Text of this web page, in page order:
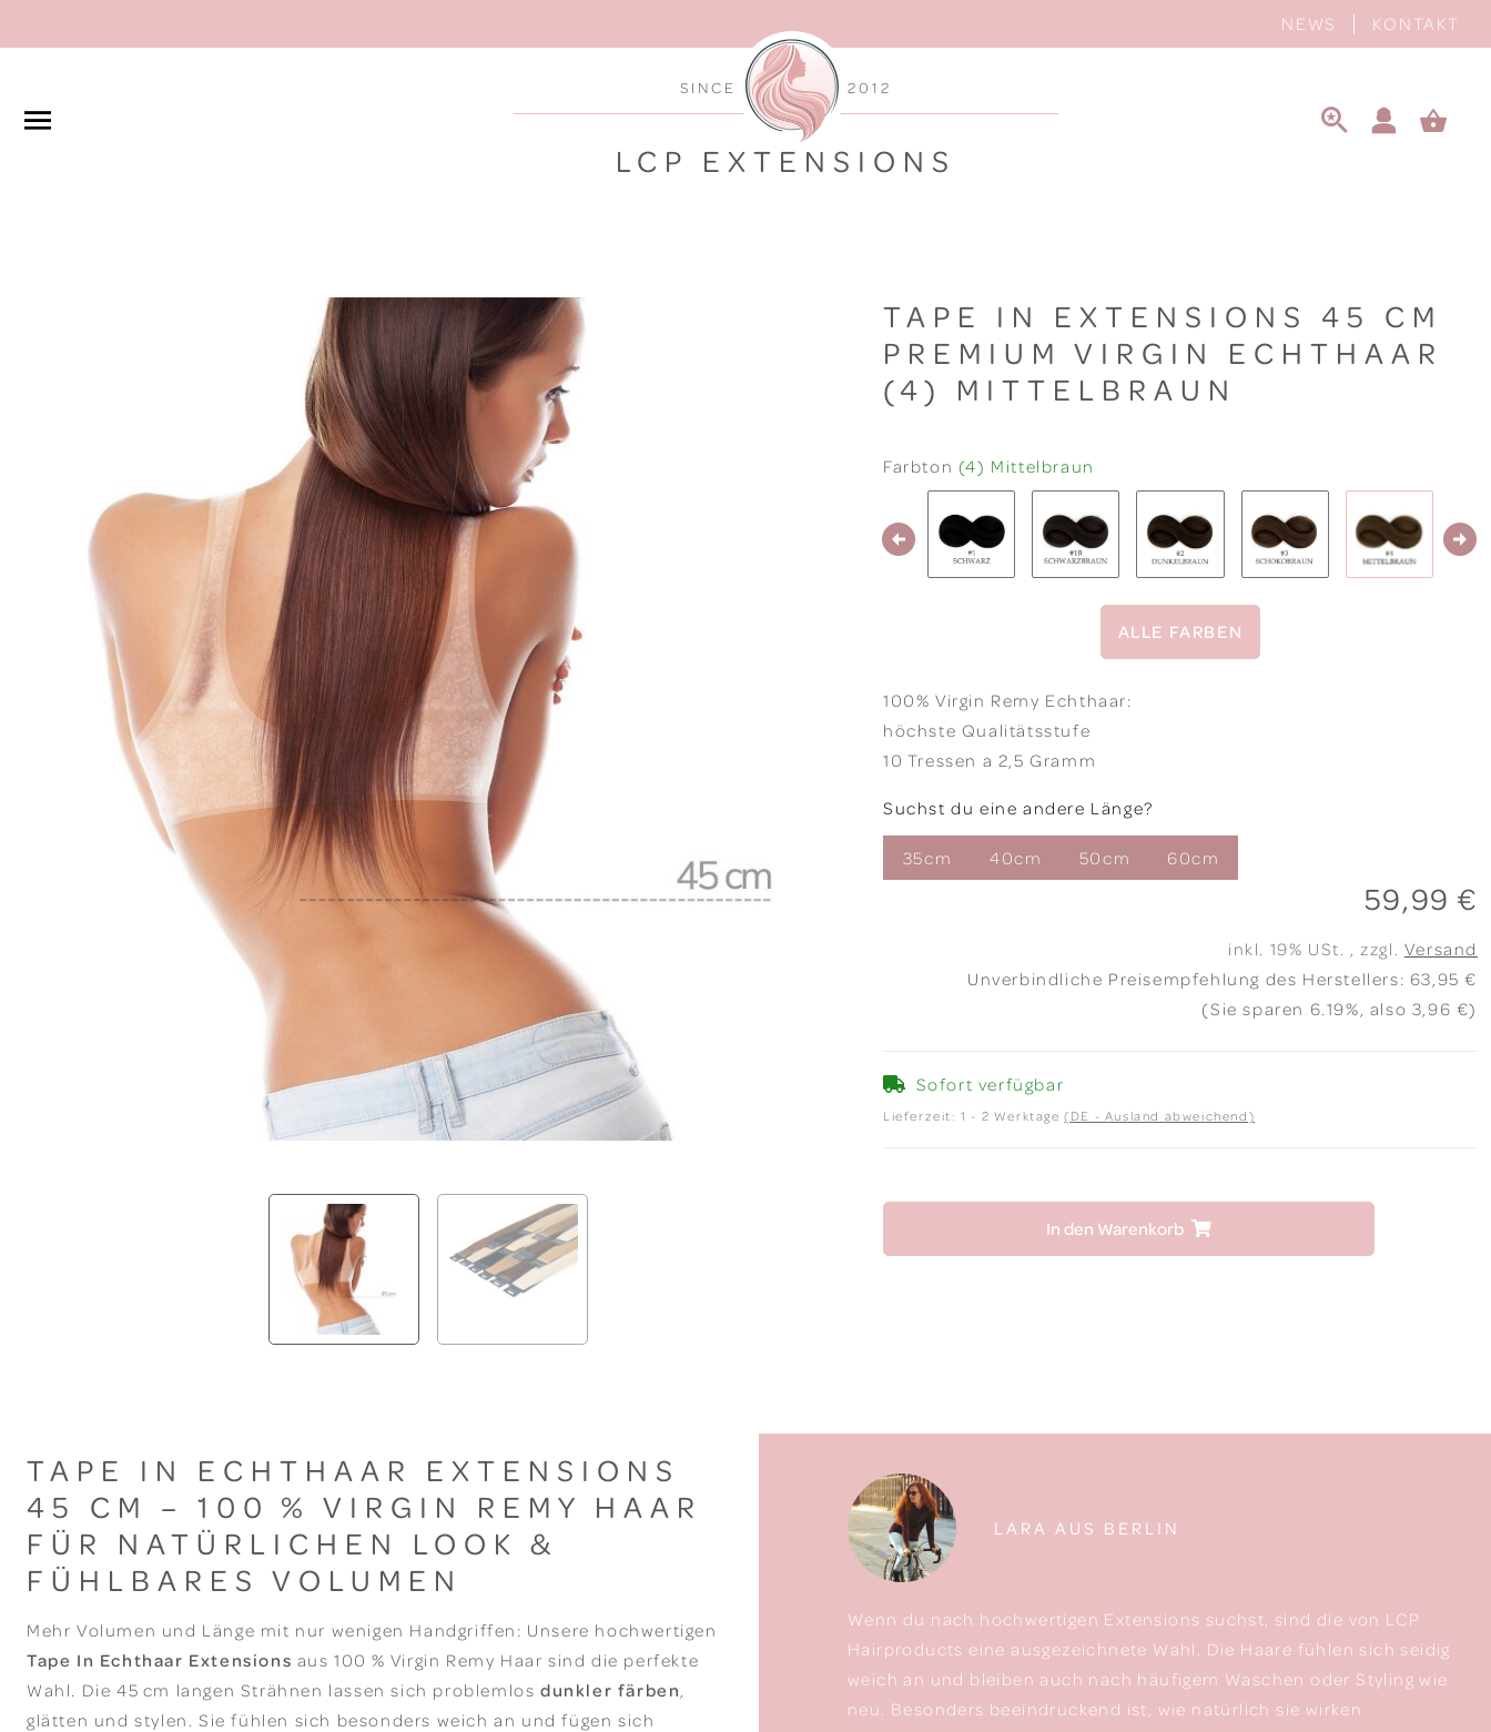
NEWS KONTAKT
SINCE 2012
LCP EXTENSIONS
TAPE IN EXTENSIONS 45 CM
PREMIUM VIRGIN ECHTHAAR
(4) MITTELBRAUN
Farbton (4) Mittelbraun
ALLE FARBEN
100% Virgin Remy Echthaar:
höchste Qualitätsstufe
10 Tressen a 2,5 Gramm
Suchst du eine andere Länge?
35cm 40cm 50cm 60cm
59,99 €
inkl. 19% USt. , zzgl. Versand
Unverbindliche Preisempfehlung des Herstellers: 63,95 €
(Sie sparen 6.19%, also 3,96 €)
Sofort verfügbar
Lieferzeit:1 - 2 Werktage(DE - Ausland abweichend)
In den Warenkorb
TAPE IN ECHTHAAR EXTENSIONS
45 CM – 100 % VIRGIN REMY HAAR
FÜR NATÜRLICHEN LOOK &
FÜHLBARES VOLUMEN
Mehr Volumen und Länge mit nur wenigen Handgriffen: Unsere hochwertigen
Tape In Echthaar Extensions aus 100 % Virgin Remy Haar sind die perfekte
Wahl. Die 45 cm langen Strähnen lassen sich problemlosdunkler färben,
glätten und stylen. Sie fühlen sich besonders weich an und fügen sich
LARA AUS BERLIN
Wenn du nach hochwertigen Extensions suchst, sind die von LCP
Hairproducts eine ausgezeichnete Wahl. Die Haare fühlen sich seidig
weich an und bleiben auch nach häufigem Waschen oder Styling wie
neu. Besonders beeindruckend ist, wie natürlich sie wirken